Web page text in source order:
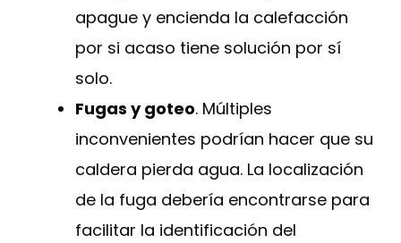
apague y encienda la calefacción
por si acaso tiene solución por sí
solo.
Fugas y goteo. Múltiples
inconvenientes podrían hacer que su
caldera pierda agua. La localización
de la fuga debería encontrarse para
facilitar la identificación del